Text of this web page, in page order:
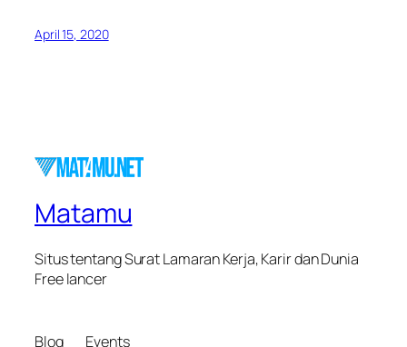
April 15, 2020
Matamu
Situs tentang Surat Lamaran Kerja, Karir dan Dunia
Free lancer
Blog
Events